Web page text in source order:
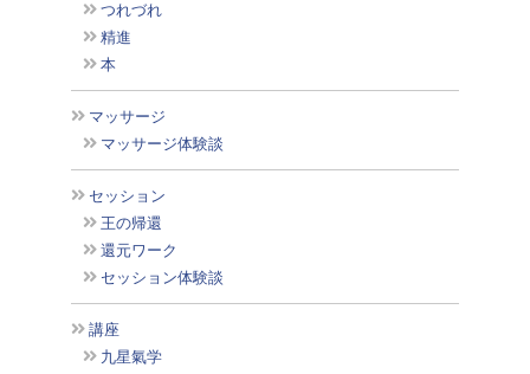
つれづれ
精進
本
マッサージ
マッサージ体験談
セッション
王の帰還
還元ワーク
セッション体験談
講座
九星氣学